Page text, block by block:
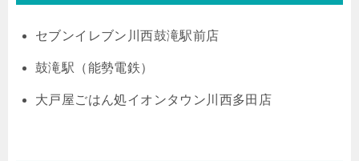
セブンイレブン川西鼓滝駅前店
鼓滝駅（能勢電鉄）
大戸屋ごはん処イオンタウン川西多田店